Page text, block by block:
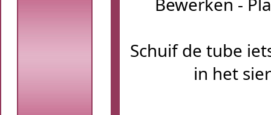
Schuif de tube
in het